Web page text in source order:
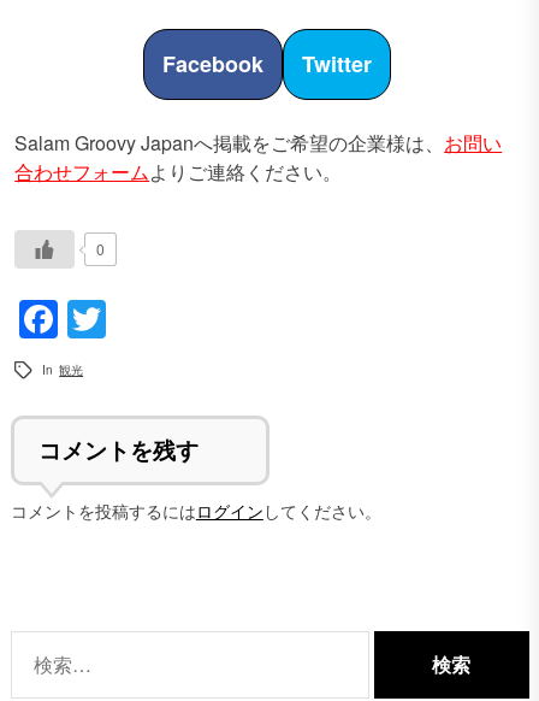
Facebook Twitter
Salam Groovy Japanへ掲載をご希望の企業様は、 お問い
合わせフォームよりご連絡ください。
0
Facebook
In 観光
コメントを残す
コメントを投稿するにはログインしてください。
索: